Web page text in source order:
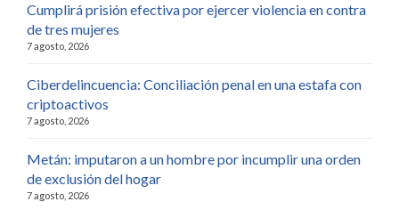
Cumplirá prisión efectiva por ejercer violencia en contra
de tres mujeres
7 agosto, 2026
Ciberdelincuencia: Conciliación penal en una estafa con
criptoactivos
7 agosto, 2026
Metán: imputaron a un hombre por incumplir una orden
de exclusión del hogar
7 agosto, 2026